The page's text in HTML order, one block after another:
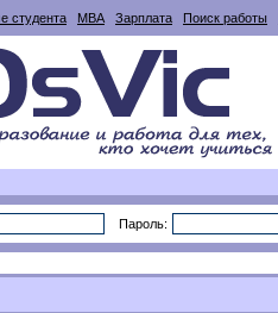
студента MBA Зарплата Поиск работы
Пароль: